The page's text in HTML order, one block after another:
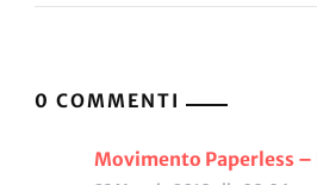
0 COMMENTI
Movimento Paperless –